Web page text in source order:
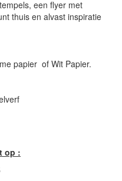
een flyer met
thuis en alvast inspiratie
papier of Wit Papier.
op :